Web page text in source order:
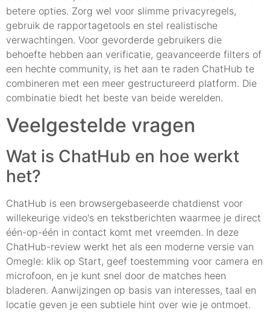
betere opties. Zorg wel voor slimme privacyregels,
gebruik de rapportagetools en stel realistische
verwachtingen. Voor gevorderde gebruikers die
behoefte hebben aan verificatie, geavanceerde filters of
een hechte community, is het aan te raden ChatHub te
combineren met een meer gestructureerd platform. Die
combinatie biedt het beste van beide werelden.
Veelgestelde vragen
Wat is ChatHub en hoe werkt
het?
ChatHub is een browsergebaseerde chatdienst voor
willekeurige video's en tekstberichten waarmee je direct
één-op-één in contact komt met vreemden. In deze
ChatHub-review werkt het als een moderne versie van
Omegle: klik op Start, geef toestemming voor camera en
microfoon, en je kunt snel door de matches heen
bladeren. Aanwijzingen op basis van interesses, taal en
locatie geven je een subtiele hint over wie je ontmoet.